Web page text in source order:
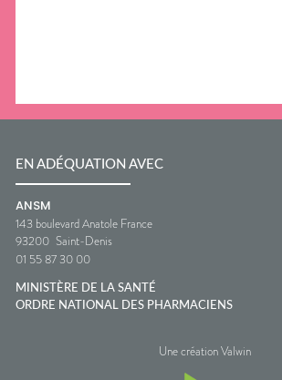
EN ADÉQUATION AVEC
ANSM
143 boulevard Anatole France
93200 Saint-Denis
01 55 87 30 00
MINISTÈRE DE LA SANTÉ
ORDRE NATIONAL DES PHARMACIENS
Une création Valwin